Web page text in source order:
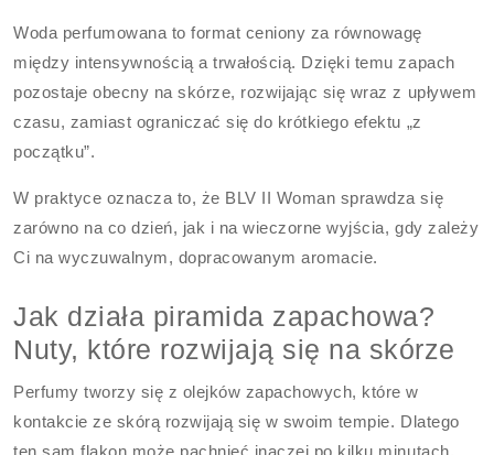
Woda perfumowana to format ceniony za równowagę
między intensywnością a trwałością. Dzięki temu zapach
pozostaje obecny na skórze, rozwijając się wraz z upływem
czasu, zamiast ograniczać się do krótkiego efektu „z
początku”.
W praktyce oznacza to, że BLV II Woman sprawdza się
zarówno na co dzień, jak i na wieczorne wyjścia, gdy zależy
Ci na wyczuwalnym, dopracowanym aromacie.
Jak działa piramida zapachowa?
Nuty, które rozwijają się na skórze
Perfumy tworzy się z olejków zapachowych, które w
kontakcie ze skórą rozwijają się w swoim tempie. Dlatego
ten sam flakon może pachnieć inaczej po kilku minutach,